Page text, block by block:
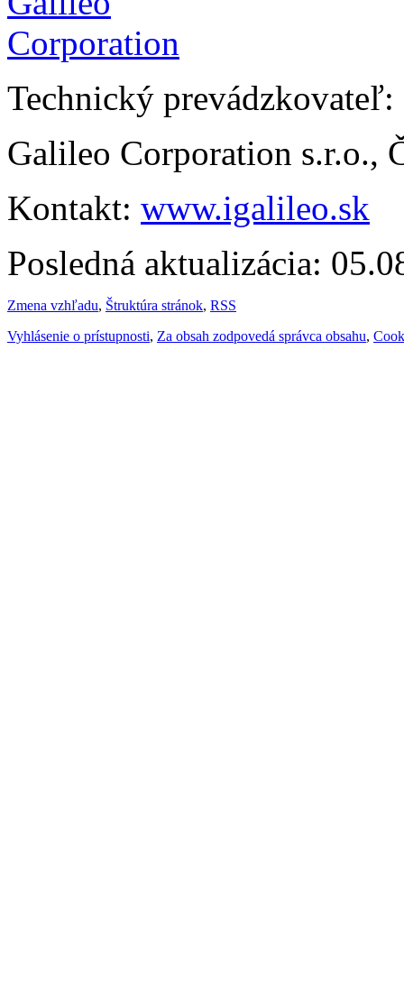
Technický prevádzkovateľ:
Galileo Corporation s.r.o.,
Kontakt: www.igalileo.sk
Posledná aktualizácia:
Zmena vzhľadu, Štruktúra stránok, RSS
Vyhlásenie o prístupnosti, Za obsah zodpovedá správca obsahu,